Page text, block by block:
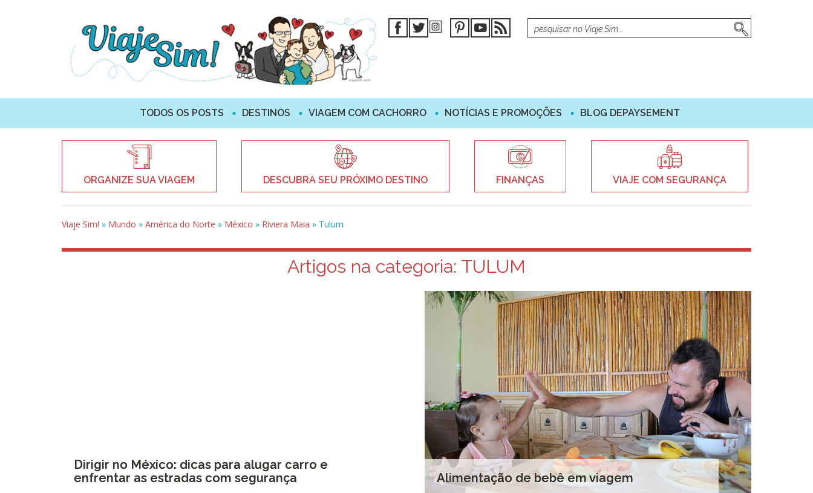
TODOS OS POSTS DESTINOS VIAGEM COM CACHORRO NOTÍCIAS E PROMOÇÕES BLOG DEPAYSEMENT
ORGANIZE SUA VIAGEM DESCUBRA SEU PRÓXIMO DESTINO FINANÇAS VIAJE COM SEGURANÇA
Viaje Sim! » Mundo » América do Norte » México » Riviera Maia » Tulum
Artigos na categoria: TULUM
Dirigir no México: dicas para alugar carro e
enfrentar as estradas com segurança
Alimentação de bebê em viagem